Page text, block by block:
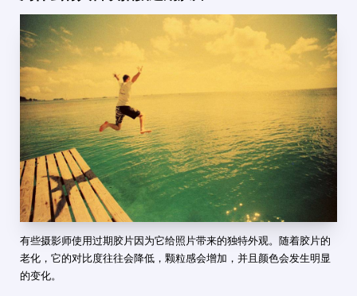
有些摄影师使用过期胶片因为它给照片带来的独特外观。随着胶片的
老化，它的对比度往往会降低，颗粒感会增加，并且颜色会发生明显
的变化。